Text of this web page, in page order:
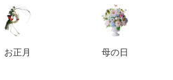
お正月 母の日